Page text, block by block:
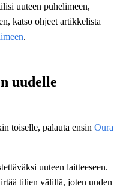
uuteen puhelimeen,
katso ohjeet artikkelista
.
uudelle
toiselle, palauta ensin Oura
uuteen laitteeseen.
tilien välillä, joten uuden